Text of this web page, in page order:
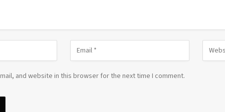
and website in this browser for the next time I comment.